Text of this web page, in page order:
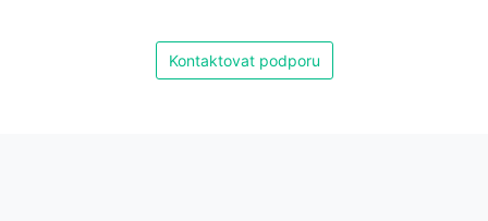
Kontaktovat podporu